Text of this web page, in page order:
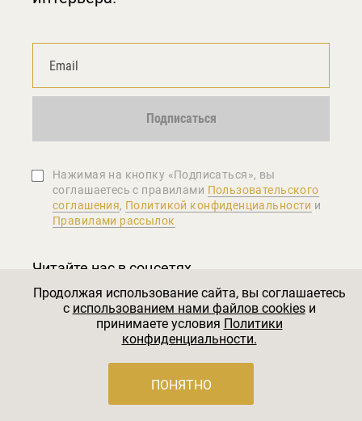
Подписаться
Нажимая на кнопку «Подписаться», вы
соглашаетеcь с правилами Пользовательского
соглашения, Политикой конфиденциальности и
Правилами рассылок
Читайте нас в соцсетях
Продолжая использование сайта, вы соглашаетесь
c использованием нами файлов cookiesи
принимаете условия Политики
конфиденциальности.
ПОНЯТНО